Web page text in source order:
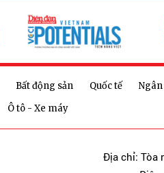
Bất động sản Quốc tế
Ô tô - Xe máy
Địa chỉ: Tòa